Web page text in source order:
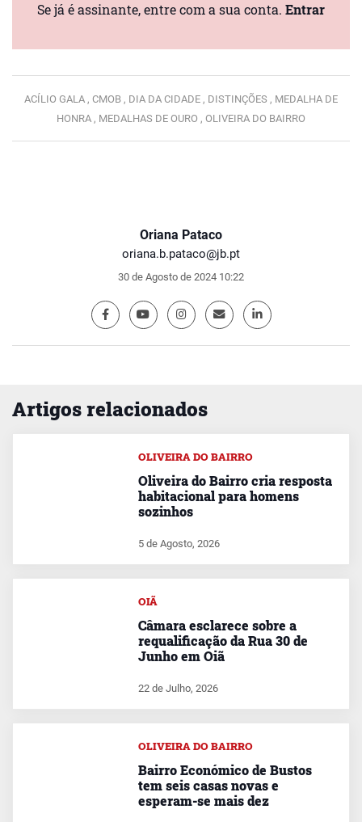
Oriana Pataco
oriana.b.pataco@jb.pt
30 de Agosto de 2024 10:22
Se já é assinante, entre com a sua conta. Entrar
ACÍLIO GALA , CMOB , DIA DA CIDADE , DISTINÇÕES , MEDALHA DE
HONRA , MEDALHAS DE OURO , OLIVEIRA DO BAIRRO
Artigos relacionados
OLIVEIRA DO BAIRRO
Oliveira do Bairro cria resposta
habitacional para homens
sozinhos
5 de Agosto, 2026
OIÃ
Câmara esclarece sobre a
requalificação da Rua 30 de
Junho em Oiã
22 de Julho, 2026
OLIVEIRA DO BAIRRO
Bairro Económico de Bustos
tem seis casas novas e
esperam-se mais dez